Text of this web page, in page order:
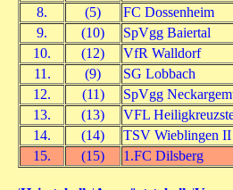
8.
(5)
FC Dossenheim
9.
(10)
SpVgg Baiertal
10.
(12)
VfR Walldorf
11.
(9)
SG Lobbach
12.
(11)
SpVgg
13.
(13)
VFL
14.
(14)
TSV Wieblingen II
15.
(15) 1.FC Dilsberg